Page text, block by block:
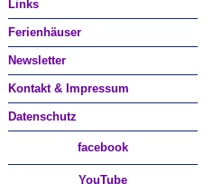
Links
Ferienhäuser
Newsletter
Kontakt & Impressum
Datenschutz
facebook
YouTube